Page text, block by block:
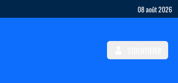
08 août 2026